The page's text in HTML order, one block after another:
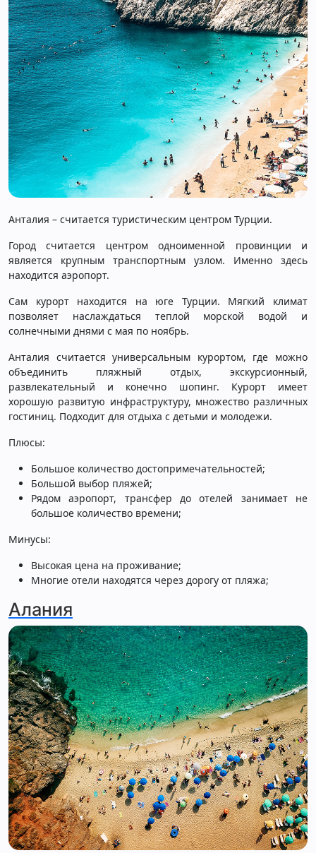
Анталия – считается туристическим центром Турции.
Город считается центром одноименной провинции и
является крупным транспортным узлом. Именно здесь
находится аэропорт.
Сам курорт находится на юге Турции. Мягкий климат
позволяет наслаждаться теплой морской водой и
солнечными днями с мая по ноябрь.
Анталия считается универсальным курортом, где можно
объединить пляжный отдых, экскурсионный,
развлекательный и конечно шопинг. Курорт имеет
хорошую развитую инфраструктуру, множество различных
гостиниц. Подходит для отдыха с детьми и молодежи.
Плюсы:
Большое количество достопримечательностей;
Большой выбор пляжей;
Рядом аэропорт, трансфер до отелей занимает не
большое количество времени;
Минусы:
Высокая цена на проживание;
Многие отели находятся через дорогу от пляжа;
Алания